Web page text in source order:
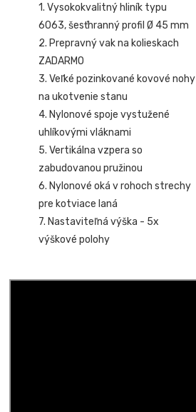
1. Vysokokvalitný hliník typu
6063, šesťhranný profil Ø 45 mm
2. Prepravný vak na kolieskach
ZADARMO
3. Veľké pozinkované kovové nohy
na ukotvenie stanu
4. Nylonové spoje vystužené
uhlíkovými vláknami
5. Vertikálna vzpera so
zabudovanou pružinou
6. Nylonové oká v rohoch strechy
pre kotviace laná
7. Nastaviteľná výška - 5x
výškové polohy